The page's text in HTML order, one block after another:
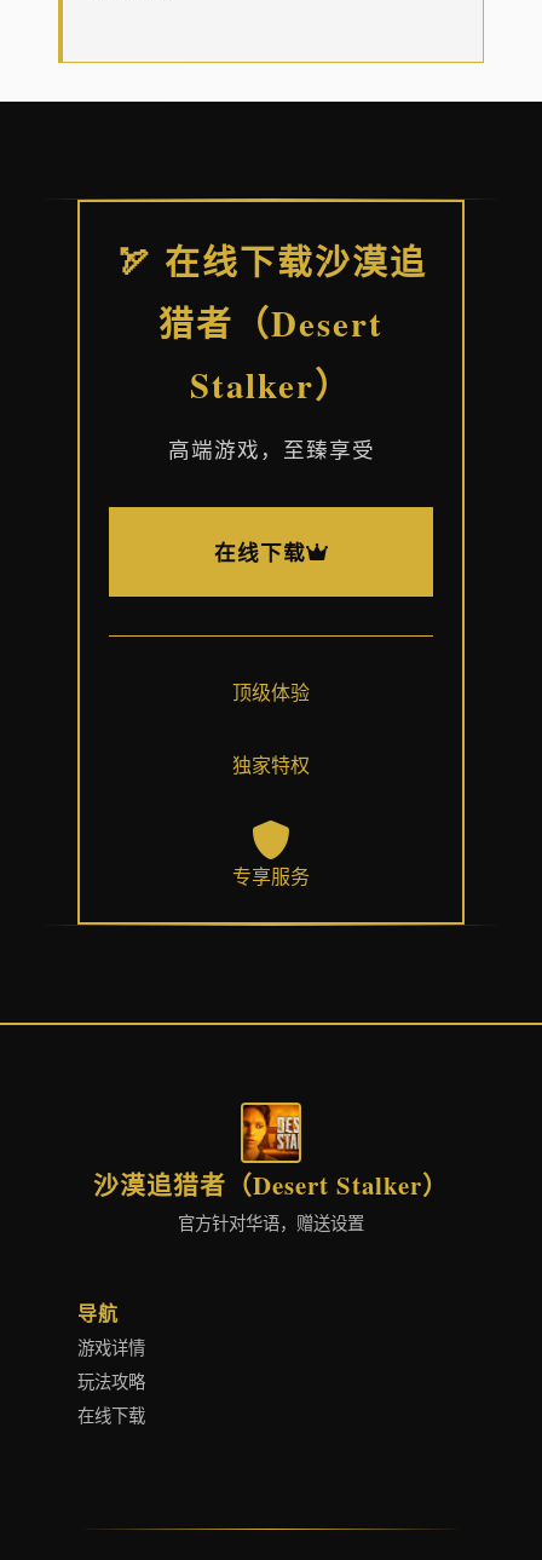
🏹 在线下载沙漠追
猎者（Desert
Stalker）
高端游戏，至臻享受
在线下载
顶级体验
独家特权
专享服务
沙漠追猎者（Desert Stalker）
官方针对华语，赠送设置
导航
游戏详情
玩法攻略
在线下载